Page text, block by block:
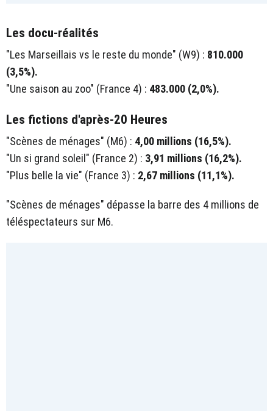
Les docu-réalités
"Les Marseillais vs le reste du monde" (W9) : 810.000
(3,5%).
"Une saison au zoo" (France 4) : 483.000 (2,0%).
Les fictions d'après-20 Heures
"Scènes de ménages" (M6) : 4,00 millions (16,5%).
"Un si grand soleil" (France 2) : 3,91 millions (16,2%).
"Plus belle la vie" (France 3) : 2,67 millions (11,1%).
"Scènes de ménages" dépasse la barre des 4 millions de
téléspectateurs sur M6.